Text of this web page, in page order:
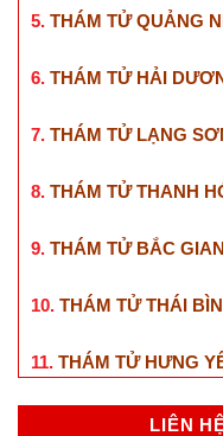
5. THÁM TỬ QUẢNG
6. THÁM TỬ HẢI
7. THÁM TỬ LẠNG
8. THÁM TỬ THANH
9. THÁM TỬ BẮC
10. THÁM TỬ THÁI
11. THÁM TỬ HƯNG
LIÊN